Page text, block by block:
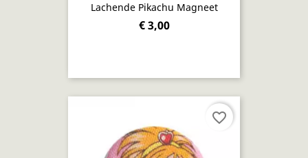
Lachende Pikachu Magneet
€ 3,00
favorite_border